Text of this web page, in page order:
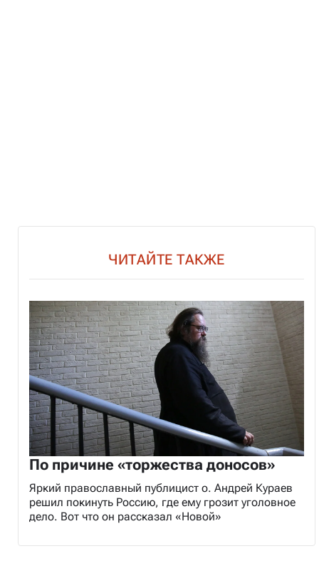
ЧИТАЙТЕ ТАКЖЕ
По причине «торжества доносов»
Яркий православный публицист о. Андрей Кураев
решил покинуть Россию, где ему грозит уголовное
дело. Вот что он рассказал «Новой»